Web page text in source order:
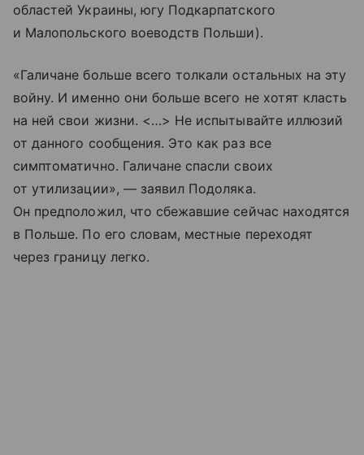
областей Украины, югу Подкарпатского
и Малопольского воеводств Польши).
«Галичане больше всего толкали остальных на эту
войну. И именно они больше всего не хотят класть
на ней свои жизни. <…> Не испытывайте иллюзий
от данного сообщения. Это как раз все
симптоматично. Галичане спасли своих
от утилизации», — заявил Подоляка.
Он предположил, что сбежавшие сейчас находятся
в Польше. По его словам, местные переходят
через границу легко.